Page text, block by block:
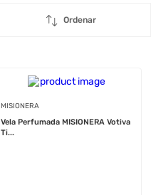
Ordenar
MISIONERA
Vela Perfumada MISIONERA Votiva
Ti...